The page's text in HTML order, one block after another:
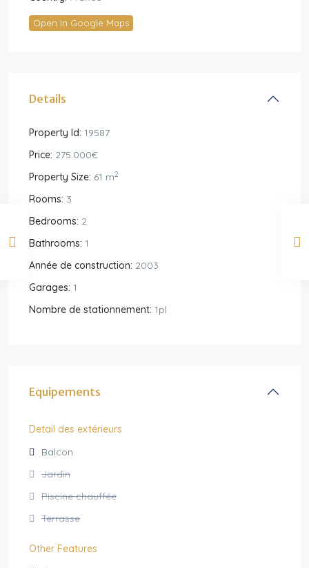
Open In Google Maps
Details
Property Id: 19587
Price: 275.000€
Property Size: 61 m2
Rooms: 3
Bedrooms: 2
Bathrooms: 1
Année de construction: 2003
Garages: 1
Nombre de stationnement: 1pl
Equipements
Detail des extérieurs
Balcon
Jardin
Piscine chauffée
Terrasse
Other Features